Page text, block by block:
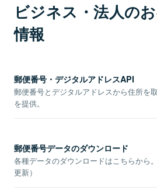
ビジネス・法人の
情報
郵便番号・デジタルアドレスAPI
郵便番号とデジタルアドレスから住所を
を提供。
郵便番号データのダウンロード
各種データのダウンロードはこちらから
更新）